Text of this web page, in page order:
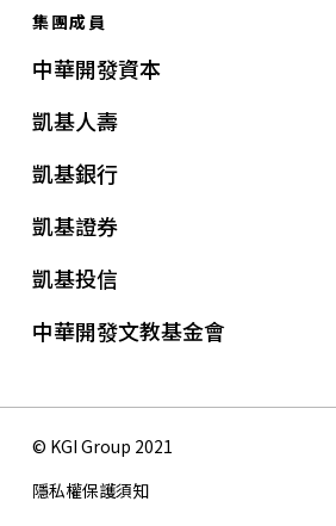
集團成員
中華開發資本
凱基人壽
凱基銀行
凱基證券
凱基投信
中華開發文教基金會
© KGI Group 2021
隱私權保護須知